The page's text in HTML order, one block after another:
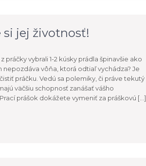
si jej životnosť!
práčky vybrali 1-2 kúsky prádla špinavšie ako
nepozdáva vôňa, ktorá odtiaľ vychádza? Je
práčku. Vedú sa polemiky, či práve tekutý
väčšiu schopnosť zanášať vášho
prášok dokážete vymeniť za práškovú […]